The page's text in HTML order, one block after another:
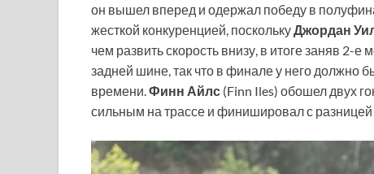
он вышел вперед и одержал победу в
жесткой конкуренцией, поскольку Джордан
чем развить скорость внизу, в итоге заняв 2-
задней шине, так что в финале у него должно
времени. Финн Айлс (Finn Iles) обошел двух
сильным на трассе и финишировал с разницей